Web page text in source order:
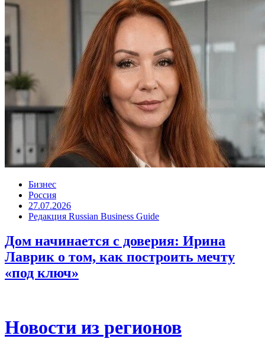
Бизнес
Россия
27.07.2026
Редакция Russian Business Guide
Дом начинается с доверия: Ирина
Лаврик о том, как построить мечту
«под ключ»
Новости из регионов